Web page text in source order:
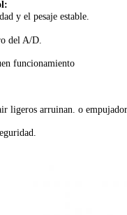
y el pesaje estable.
del A/D.
funcionamiento
ligeros arruinan. o